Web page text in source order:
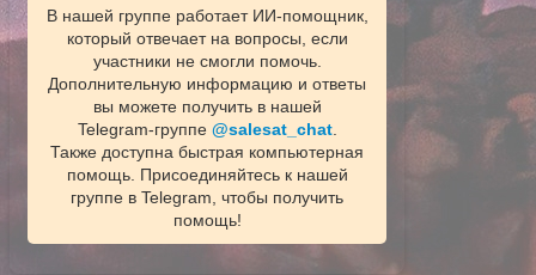
В нашей группе работает ИИ‑помощник,
который отвечает на вопросы, если
участники не смогли помочь.
Дополнительную информацию и ответы
вы можете получить в нашей
Telegram‑группе @salesat_chat.
Также доступна быстрая компьютерная
помощь. Присоединяйтесь к нашей
группе в Telegram, чтобы получить
помощь!